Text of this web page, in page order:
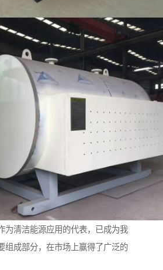
为清洁能源应用的代表，已成为我
组成部分，在市场上赢得了广泛的